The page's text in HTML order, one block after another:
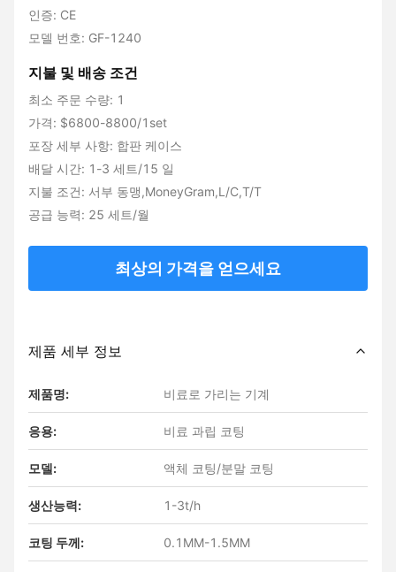
인증: CE
모델 번호: GF-1240
지불 및 배송 조건
최소 주문 수량: 1
가격: $6800-8800/1set
포장 세부 사항: 합판 케이스
배달 시간: 1-3 세트/15 일
지불 조건: 서부 동맹,MoneyGram,L/C,T/T
공급 능력: 25 세트/월
최상의 가격을 얻으세요
제품 세부 정보
제품명: 비료로 가리는 기계
응용: 비료 과립 코팅
모델: 액체 코팅/분말 코팅
생산능력: 1-3t/h
코팅 두께: 0.1MM-1.5MM